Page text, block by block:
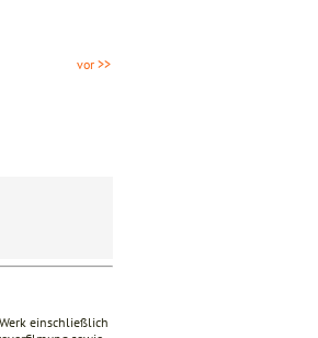
vor >>
einschließlich